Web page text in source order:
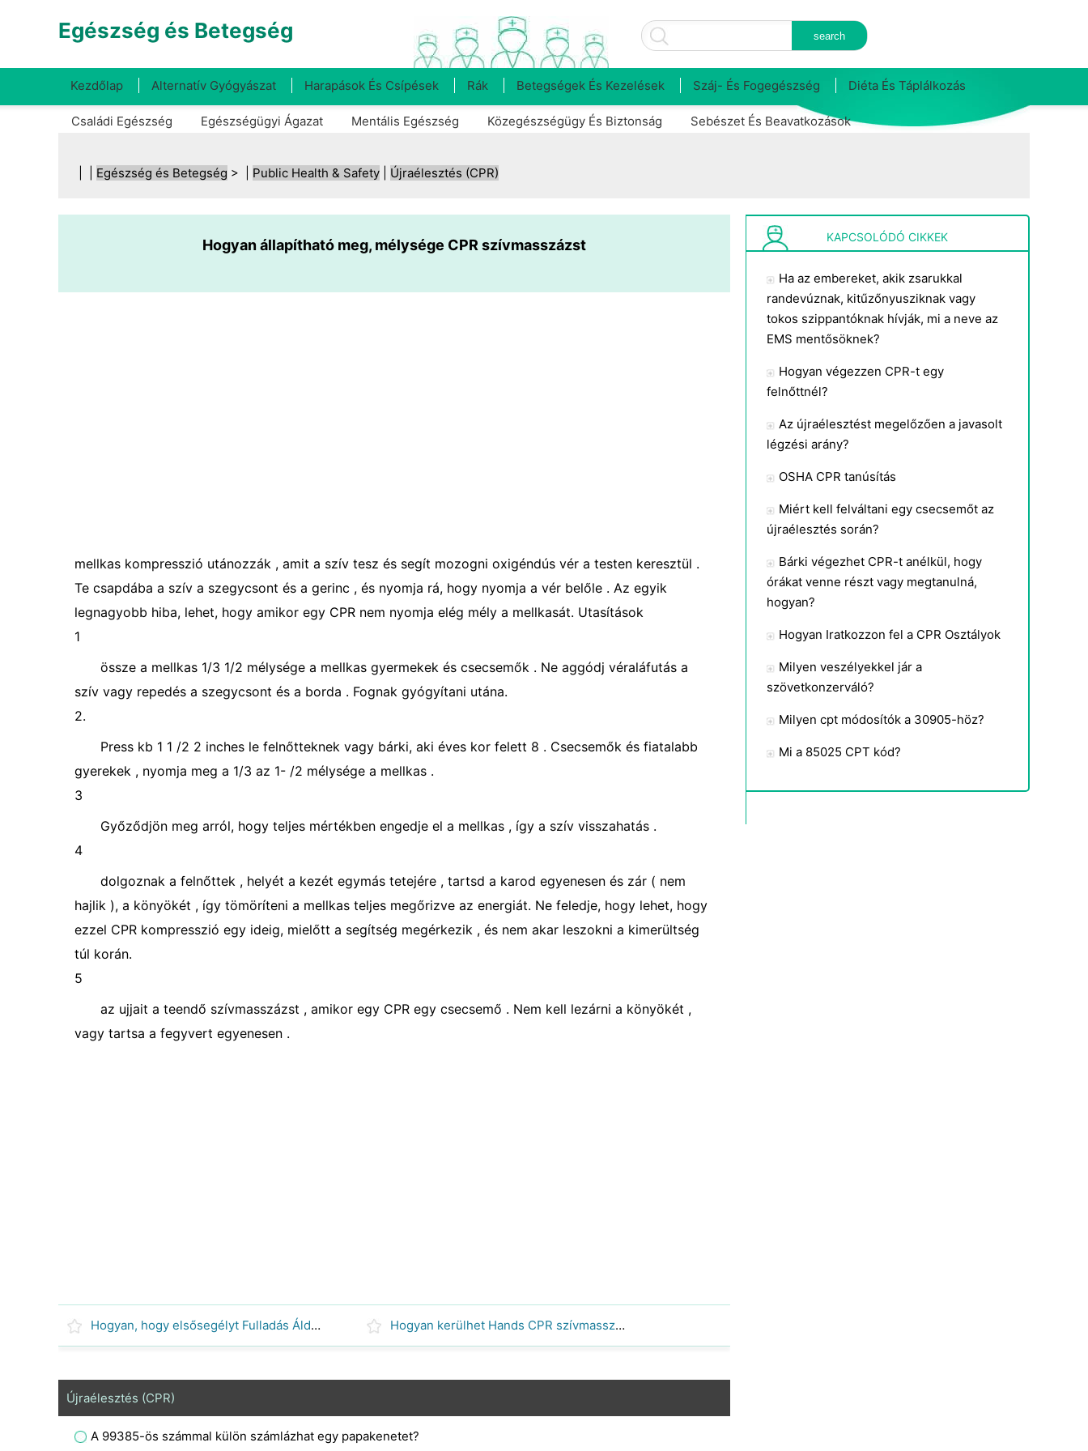
Egészség és Betegség
Kezdőlap Alternatív Gyógyászat Harapások És Csípések Rák Betegségek És Kezelések Száj- És Fogegészség Diéta És Táplálkozás
Családi Egészség Egészségügyi Ágazat Mentális Egészség Közegészségügy És Biztonság Sebészet És Beavatkozások
Egészség és Betegség > | Public Health & Safety Újraélesztés (CPR)
Hogyan állapítható meg, mélysége CPR szívmasszázst
mellkas kompresszió utánozzák , amit a szív tesz és segít mozogni oxigéndús vér a testen keresztül .
Te csapdába a szív a szegycsont és a gerinc , és nyomja rá, hogy nyomja a vér belőle . Az egyik
legnagyobb hiba, lehet, hogy amikor egy CPR nem nyomja elég mély a mellkasát. Utasítások
1
össze a mellkas 1/3 1/2 mélysége a mellkas gyermekek és csecsemők . Ne aggódj véraláfutás a
szív vagy repedés a szegycsont és a borda . Fognak gyógyítani utána.
2.
Press kb 1 1 /2 2 inches le felnőtteknek vagy bárki, aki éves kor felett 8 . Csecsemők és fiatalabb
gyerekek , nyomja meg a 1/3 az 1- /2 mélysége a mellkas .
3
Győződjön meg arról, hogy teljes mértékben engedje el a mellkas , így a szív visszahatás .
4
dolgoznak a felnőttek , helyét a kezét egymás tetejére , tartsd a karod egyenesen és zár ( nem
hajlik ), a könyökét , ​​így tömöríteni a mellkas teljes megőrizve az energiát. Ne feledje, hogy lehet, hogy
ezzel CPR kompresszió egy ideig, mielőtt a segítség megérkezik , és nem akar leszokni a kimerültség
túl korán.
5
az ujjait a teendő szívmasszázst , amikor egy CPR egy csecsemő . Nem kell lezárni a könyökét , ​​
vagy tartsa a fegyvert egyenesen .
Hogyan, hogy elsősegélyt Fulladás Áldozatok Hogyan kerülhet Hands CPR szívmasszázst
Újraélesztés (CPR)
A 99385-ös számmal külön számlázhat egy papakenetet?
KAPCSOLÓDÓ CIKKEK
Ha az embereket, akik zsarukkal
randevúznak, kitűzőnyusziknak vagy
tokos szippantóknak hívják, mi a neve az
EMS mentősöknek?
Hogyan végezzen CPR-t egy
felnőttnél?
Az újraélesztést megelőzően a javasolt
légzési arány?
OSHA CPR tanúsítás
Miért kell felváltani egy csecsemőt az
újraélesztés során?
Bárki végezhet CPR-t anélkül, hogy
órákat venne részt vagy megtanulná,
hogyan?
Hogyan Iratkozzon fel a CPR Osztályok
Milyen veszélyekkel jár a
szövetkonzerváló?
Milyen cpt módosítók a 30905-höz?
Mi a 85025 CPT kód?